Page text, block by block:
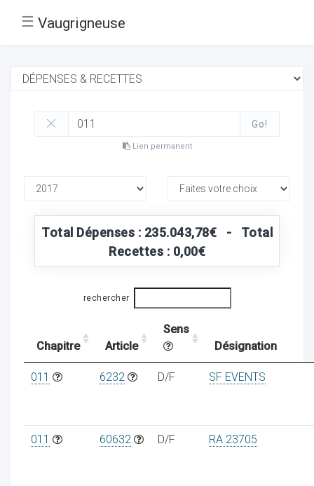
☰ Vaugrigneuse
Go!
Lien permanent
Total Dépenses : 235.043,78€ - Total
Recettes : 0,00€
rechercher
Chapitre Article
Sens
Désignation
011 6232 D/F SF EVENTS
011 60632 D/F RA 23705